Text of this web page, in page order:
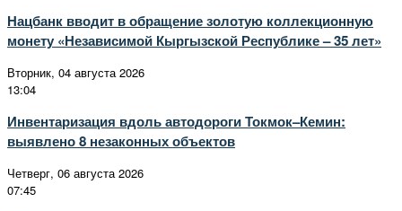
Нацбанк вводит в обращение золотую коллекционную
монету «Независимой Кыргызской Республике – 35 лет»
Вторник, 04 августа 2026
13:04
Инвентаризация вдоль автодороги Токмок–Кемин:
выявлено 8 незаконных объектов
Четверг, 06 августа 2026
07:45